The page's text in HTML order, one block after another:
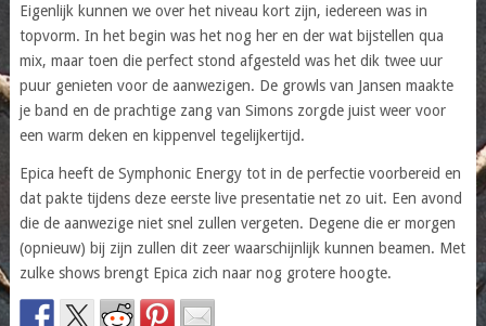
Eigenlijk kunnen we over het niveau kort zijn, iedereen was in
topvorm. In het begin was het nog her en der wat bijstellen qua
mix, maar toen die perfect stond afgesteld was het dik twee uur
puur genieten voor de aanwezigen. De growls van Jansen maakte
je band en de prachtige zang van Simons zorgde juist weer voor
een warm deken en kippenvel tegelijkertijd.
Epica heeft de Symphonic Energy tot in de perfectie voorbereid en
dat pakte tijdens deze eerste live presentatie net zo uit. Een avond
die de aanwezige niet snel zullen vergeten. Degene die er morgen
(opnieuw) bij zijn zullen dit zeer waarschijnlijk kunnen beamen. Met
zulke shows brengt Epica zich naar nog grotere hoogte.